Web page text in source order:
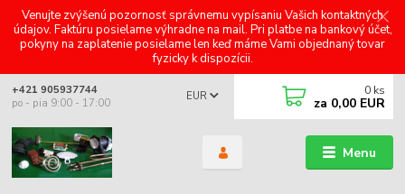
Venujte zvýšenú pozornosť správnemu vypísaniu Vašich kontaktných
údajov. Faktúru posielame výhradne na mail. Pri platbe na bankový účet,
pokyny na zaplatenie posielame len keď máme Vami objednaný tovar
fyzicky k dispozícii.
Menu
EUR
+421 905937744
po - pia 9:00 - 17:00
0 ks
za 0,00 EUR